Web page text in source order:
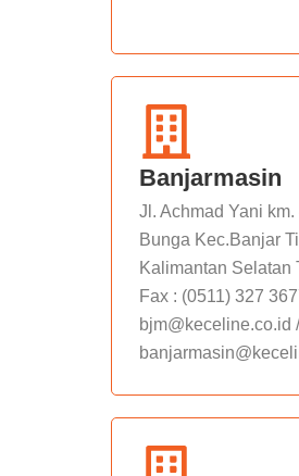
Banjarmasin
Jl. Achmad Yani
Bunga Kec.Banjar
Kalimantan Selatan
Fax : (0511) 327
bjm@keceline.co.id /